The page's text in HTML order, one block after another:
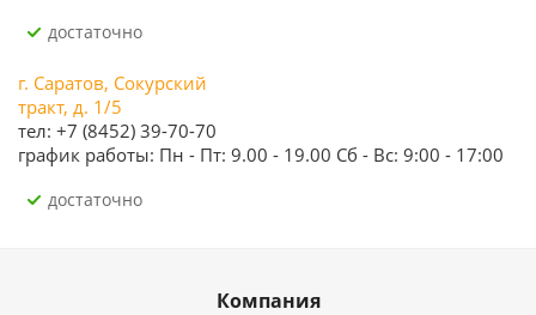
Достаточно
г. Саратов, Сокурский
тракт, д. 1/5
тел: +7 (8452) 39-70-70
график работы: Пн - Пт: 9.00 - 19.00 Сб - Вс: 9:00 - 17:00
Достаточно
Компания